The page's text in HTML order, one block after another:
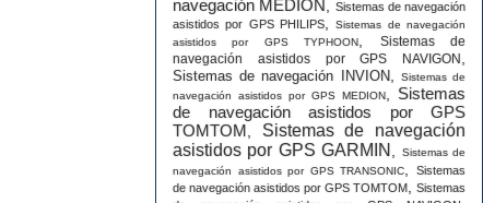
navegación MEDION
Sistemas de navegación
asistidos por GPS PHILIPS
,Sistemas de navegación
asistidos por GPS TYPHOON
Sistemas de
navegación asistidos por GPS NAVIGON
Sistemas de navegación INVION,
Sistemas de
navegación asistidos por GPS MEDION
Sistemas
de navegación asistidos por GPS
TOMTOM
Sistemas de navegación
asistidos por GPS GARMIN
Sistemas de
navegación asistidos por GPS TRANSONIC
,Sistemas
de navegación asistidos por GPS TOMTOM
Sistemas